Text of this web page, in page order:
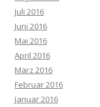
Juli 2016
Juni 2016
Mai 2016
April 2016
März 2016
Februar 2016
Januar 2016